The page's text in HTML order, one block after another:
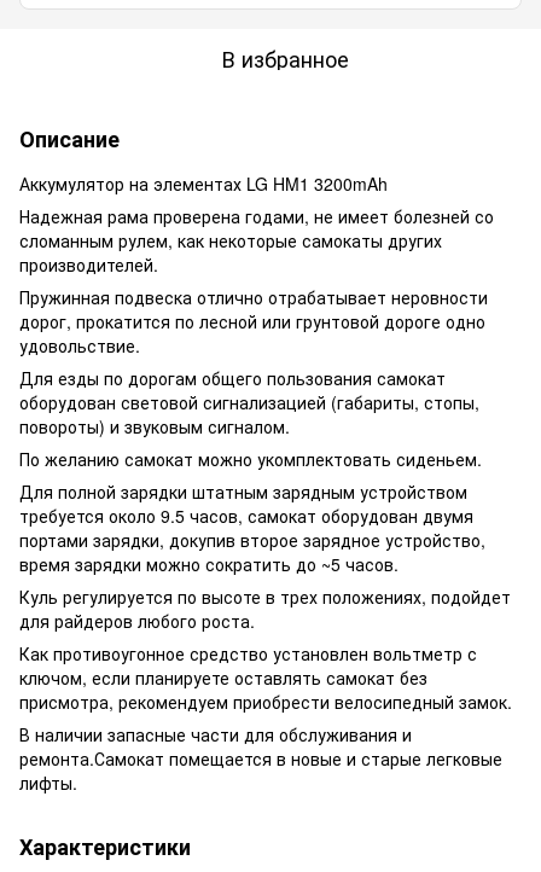
В избранное
Описание
Аккумулятор на элементах LG HM1 3200mAh
Надежная рама проверена годами, не имеет болезней со
сломанным рулем, как некоторые самокаты других
производителей.
Пружинная подвеска отлично отрабатывает неровности
дорог, прокатится по лесной или грунтовой дороге одно
удовольствие.
Для езды по дорогам общего пользования самокат
оборудован световой сигнализацией (габариты, стопы,
повороты) и звуковым сигналом.
По желанию самокат можно укомплектовать сиденьем.
Для полной зарядки штатным зарядным устройством
требуется около 9.5 часов, самокат оборудован двумя
портами зарядки, докупив второе зарядное устройство,
время зарядки можно сократить до ~5 часов.
Куль регулируется по высоте в трех положениях, подойдет
для райдеров любого роста.
Как противоугонное средство установлен вольтметр с
ключом, если планируете оставлять самокат без
присмотра, рекомендуем приобрести велосипедный замок.
В наличии запасные части для обслуживания и
ремонта.Самокат помещается в новые и старые легковые
лифты.
Характеристики